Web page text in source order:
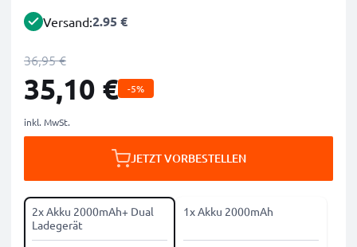
Versand:2.95 €
36,95 €
35,10 € -5%
inkl. MwSt.
JETZT VORBESTELLEN
2x Akku 2000mAh+ Dual
Ladegerät
1x Akku 2000mAh